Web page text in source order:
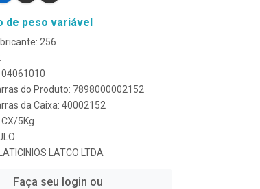
de peso variável
256
04061010
do Produto: 7898000002152
da Caixa: 40002152
5Kg
LATICINIOS LATCO LTDA
Faça seu login ou